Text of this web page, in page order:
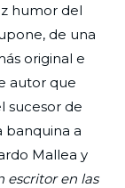
humor del
de una
original e
autor que
sucesor de
banquina a
Mallea y
escritor en las